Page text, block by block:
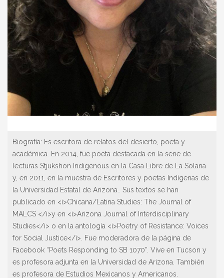
Biografía: Es escritora de relatos del desierto, poeta y
académica. En 2014, fue poeta destacada en la serie de
lecturas Stjukshon Indigenous en la Casa Libre de La Solana
y, en 2011, en la muestra de Escritores y poetas Indígenas de
la Universidad Estatal de Arizona.. Sus textos se han
publicado en <i>Chicana/Latina Studies: The Journal of
MALCS </i>y en <i>Arizona Journal of Interdisciplinary
Studies</i> o en la antología <i>Poetry of Resistance: Voices
for Social Justice</i>. Fue moderadora de la página de
Facebook “Poets Responding to SB 1070”. Vive en Tucson y
es profesora adjunta en la Universidad de Arizona. También
es profesora de Estudios Mexicanos y Americanos.